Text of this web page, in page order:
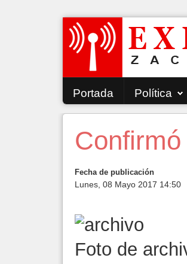
Portada Política
Fecha de publicación
Lunes, 08 Mayo 2017 14:50
Foto de